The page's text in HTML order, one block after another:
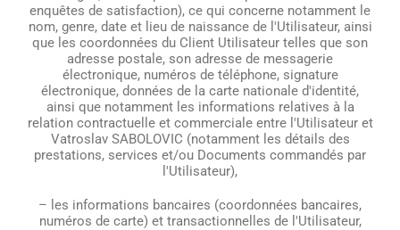
enquêtes de satisfaction), ce qui concerne notamment le
nom, genre, date et lieu de naissance de l'Utilisateur, ainsi
que les coordonnées du Client Utilisateur telles que son
adresse postale, son adresse de messagerie
électronique, numéros de téléphone, signature
électronique, données de la carte nationale d'identité,
ainsi que notamment les informations relatives à la
relation contractuelle et commerciale entre l'Utilisateur et
Vatroslav SABOLOVIC (notamment les détails des
prestations, services et/ou Documents commandés par
l'Utilisateur),
– les informations bancaires (coordonnées bancaires,
numéros de carte) et transactionnelles de l'Utilisateur,